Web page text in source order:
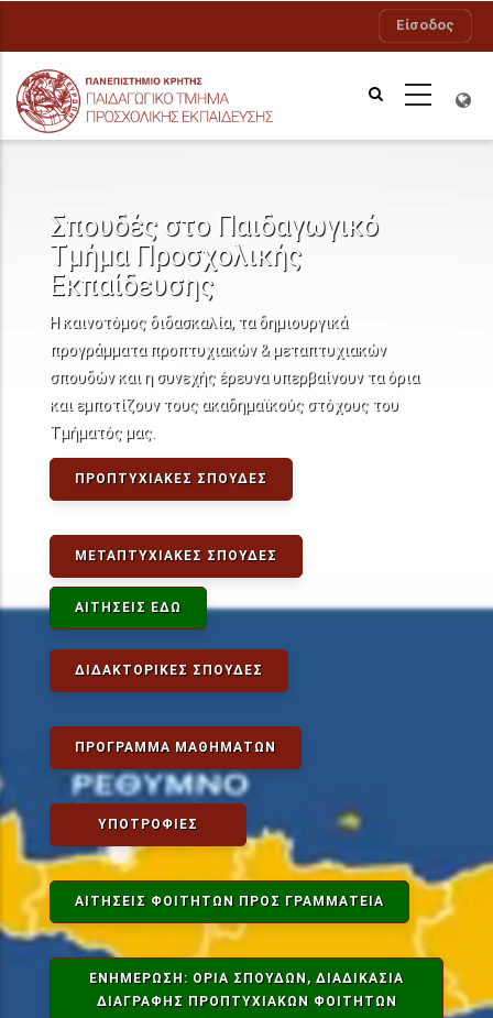
κυρίως
περιεχόμενο
Είσοδος
Σπουδές στο Παιδαγωγικό
Τμήμα Προσχολικής
Εκπαίδευσης
Η καινοτόμος διδασκαλία, τα δημιουργικά
προγράμματα προπτυχιακών & μεταπτυχιακών
σπουδών και η συνεχής έρευνα υπερβαίνουν τα όρια
και εμποτίζουν τους ακαδημαϊκούς στόχους του
Τμήματός μας.
ΠΡΟΠΤΥΧΙΑΚΈΣ ΣΠΟΥΔΈΣ
ΜΕΤΑΠΤΥΧΙΑΚΈΣ ΣΠΟΥΔΈΣ
ΑΙΤΉΣΕΙΣ ΕΔΏ
ΔΙΔΑΚΤΟΡΙΚΈΣ ΣΠΟΥΔΈΣ
ΠΡΌΓΡΑΜΜΑ ΜΑΘΗΜΆΤΩΝ
ΥΠΟΤΡΟΦΊΕΣ
ΑΙΤΉΣΕΙΣ ΦΟΙΤΗΤΏΝ ΠΡΟΣ ΓΡΑΜΜΑΤΕΊΑ
ΕΝΗΜΕΡΩΣΗ: ΟΡΙΑ ΣΠΟΥΔΩΝ, ΔΙΑΔΙΚΑΣΊΑ
ΔΙΑΓΡΑΦΗΣ ΠΡΟΠΤΥΧΙΑΚΏΝ ΦΟΙΤΗΤΏΝ